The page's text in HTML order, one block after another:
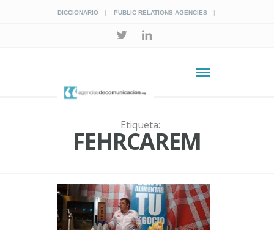
DICCIONARIO PUBLIC RELATIONS AGENCIES
Etiqueta:
FEHRCAREM